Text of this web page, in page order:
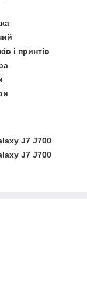
і принтів
J7 J700
J7 J700